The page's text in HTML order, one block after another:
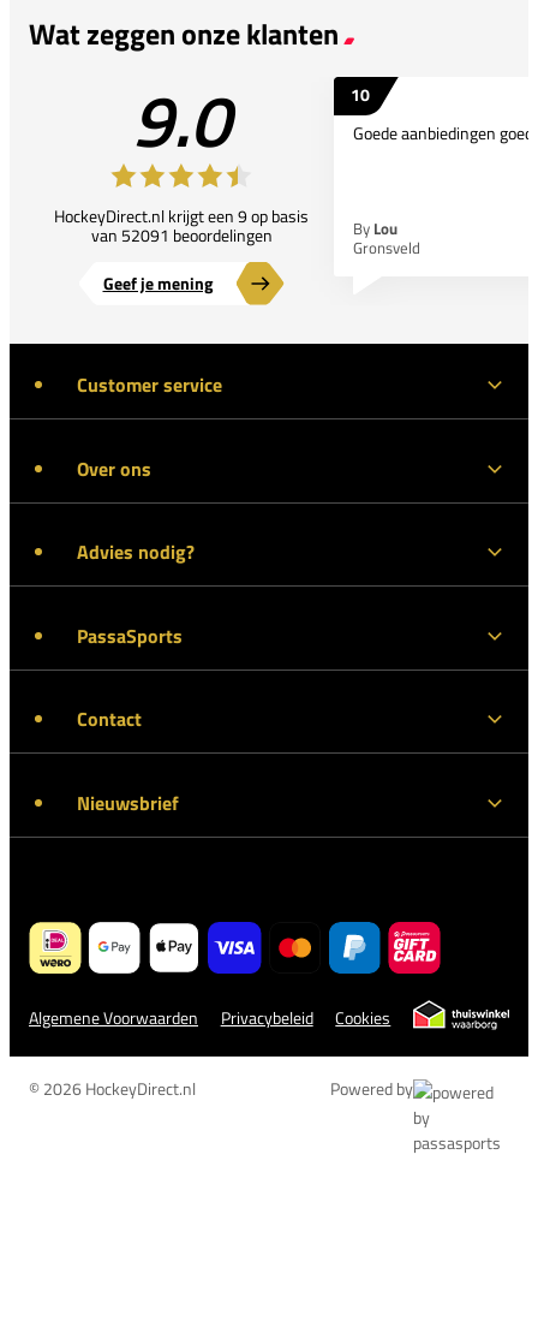
Wat zeggen onze klanten
9.0
HockeyDirect.nl krijgt een 9 op basis
van 52091 beoordelingen
Geef je mening
10
Goede aanbiedingen
By Lou
Gronsveld
Customer service
Over ons
Advies nodig?
PassaSports
Contact
Nieuwsbrief
Algemene Voorwaarden Privacybeleid Cookies
© 2026 HockeyDirect.nl Powered by